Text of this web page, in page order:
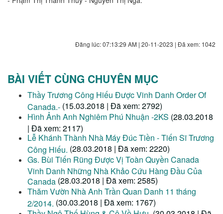
Đăng lúc: 07:13:29 AM | 20-11-2023 | Đã xem: 1042
BÀI VIẾT CÙNG CHUYÊN MỤC
Thầy Trương Công Hiếu Được Vinh Danh Order Of
Canada.- (15.03.2018 | Đã xem: 2792)
Hình Ảnh Anh Nghiêm Phú Nhuận -2KS (28.03.2018
| Đã xem: 2117)
Lễ Khánh Thành Nhà Máy Đúc Tiền - Tiến Sĩ Trương
Công Hiếu. (28.03.2018 | Đã xem: 2220)
Gs. Bùi Tiến Rũng Được Vị Toàn Quyền Canada
Vinh Danh Những Nhà Khảo Cứu Hàng Đầu Của
Canada (28.03.2018 | Đã xem: 2585)
Thăm Vườn Nhà Anh Trần Quan Danh 11 tháng
2/2014. (30.03.2018 | Đã xem: 1767)